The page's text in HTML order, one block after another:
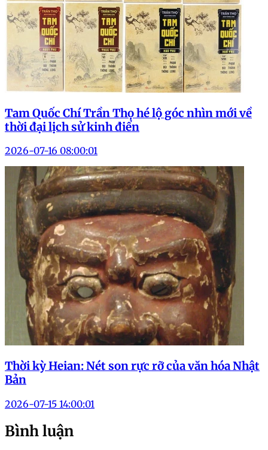
Tam Quốc Chí Trần Thọ hé lộ góc nhìn mới về
thời đại lịch sử kinh điển
2026-07-16 08:00:01
Thời kỳ Heian: Nét son rực rỡ của văn hóa Nhật
Bản
2026-07-15 14:00:01
Bình luận